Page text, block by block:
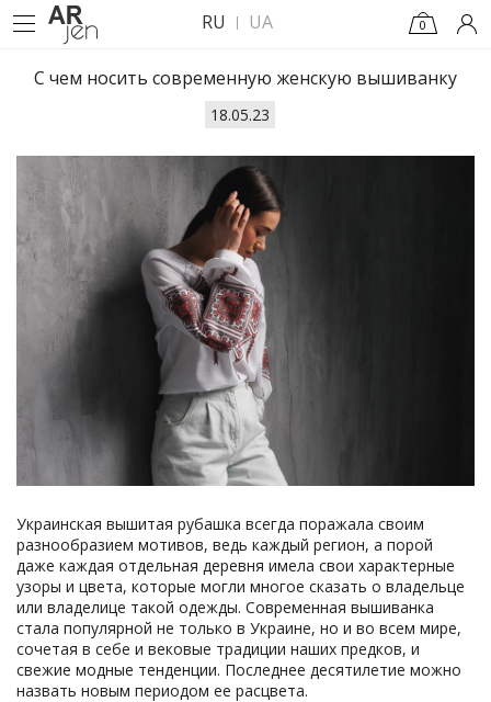
RU UA 0
С чем носить современную женскую вышиванку
18.05.23
Украинская вышитая рубашка всегда поражала своим
разнообразием мотивов, ведь каждый регион, а порой
даже каждая отдельная деревня имела свои характерные
узоры и цвета, которые могли многое сказать о владельце
или владелице такой одежды. Современная вышиванка
стала популярной не только в Украине, но и во всем мире,
сочетая в себе и вековые традиции наших предков, и
свежие модные тенденции. Последнее десятилетие можно
назвать новым периодом ее расцвета.